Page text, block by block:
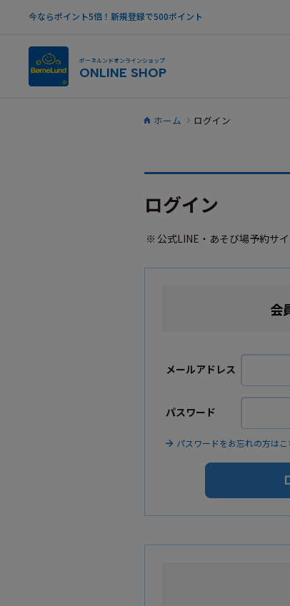
今ならポイント5倍！新規登録で500ポイント
ボーネルンドオンラインショップ
ONLINE SHOP
ホーム ログイン
ログイン
公式LINE・あそび場予約サ
会
メールアドレス
パスワード
パスワードをお忘れの方はこ